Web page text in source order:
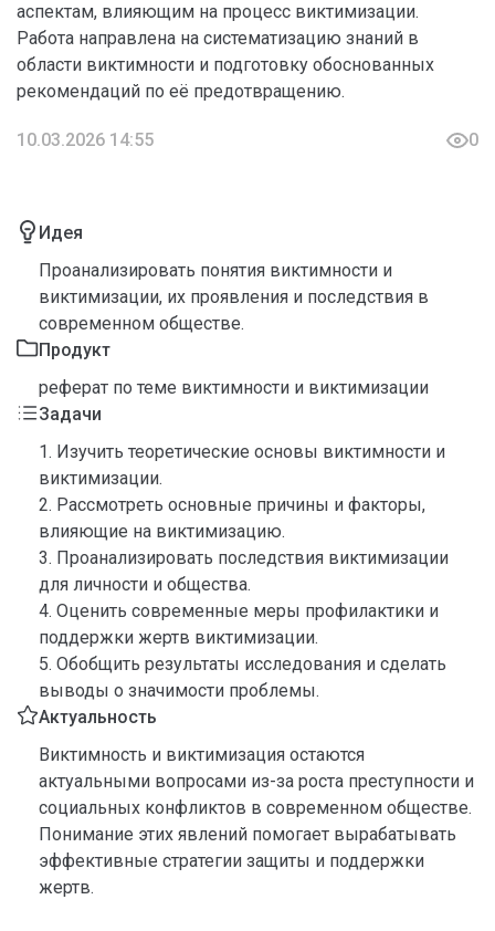
аспектам, влияющим на процесс виктимизации.
Работа направлена на систематизацию знаний в
области виктимности и подготовку обоснованных
рекомендаций по её предотвращению.
10.03.2026 14:55 0
Идея
Проанализировать понятия виктимности и
виктимизации, их проявления и последствия в
современном обществе.
Продукт
реферат по теме виктимности и виктимизации
Задачи
1. Изучить теоретические основы виктимности и
виктимизации.
2. Рассмотреть основные причины и факторы,
влияющие на виктимизацию.
3. Проанализировать последствия виктимизации
для личности и общества.
4. Оценить современные меры профилактики и
поддержки жертв виктимизации.
5. Обобщить результаты исследования и сделать
выводы о значимости проблемы.
Актуальность
Виктимность и виктимизация остаются
актуальными вопросами из-за роста преступности и
социальных конфликтов в современном обществе.
Понимание этих явлений помогает вырабатывать
эффективные стратегии защиты и поддержки
жертв.